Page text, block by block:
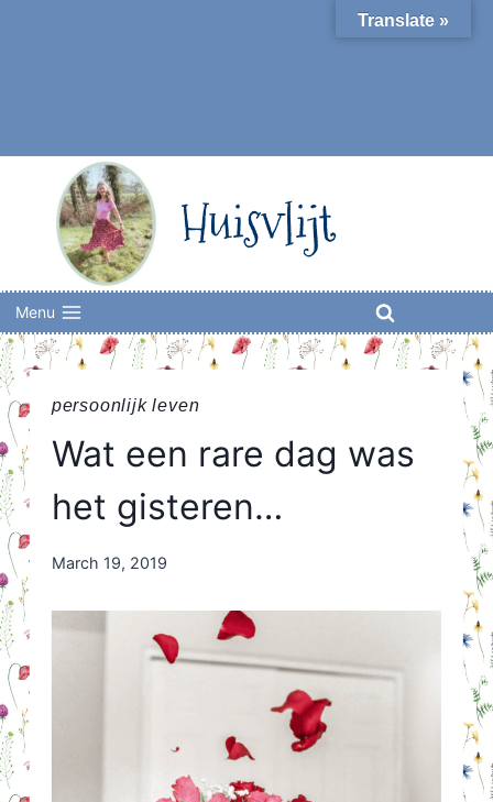
Huisvlijt
Menu
persoonlijk leven
Wat een rare dag was
het gisteren…
By
Orriëns
March 19, 2019
Translate »